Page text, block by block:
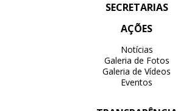
SECRETARIAS
AÇÕES
Notícias
Galeria de Fotos
Galeria de Vídeos
Eventos